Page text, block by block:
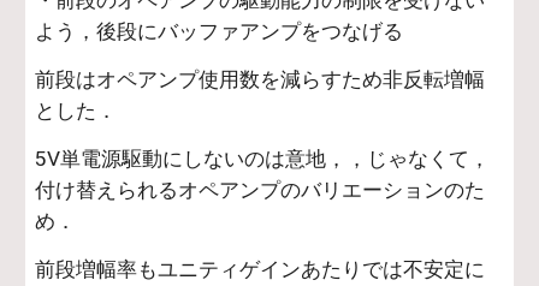
よう，後段にバッファアンプをつなげる
前段はオペアンプ使用数を減らすため非反転増幅
とした．
5V単電源駆動にしないのは意地，，じゃなくて，
付け替えられるオペアンプのバリエーションのた
め．
前段増幅率もユニティゲインあたりでは不安定に